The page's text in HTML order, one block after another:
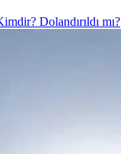
Dolandırıldı mı?